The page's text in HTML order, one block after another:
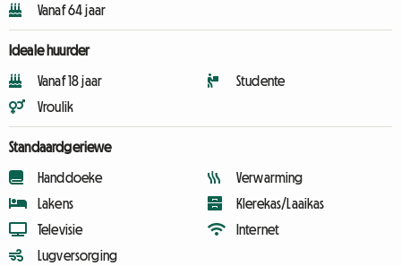
Vanaf 64 jaar
Ideale huurder
Vanaf 18 jaar
Vroulik
Studente
Standaardgeriewe
Handdoeke
Lakens
Televisie
Lugversorging
Verwarming
Klerekas/Laaikas
Internet